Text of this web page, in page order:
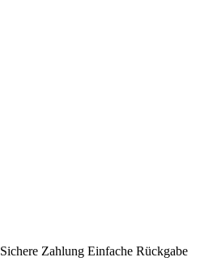
Sichere Zahlung Einfache Rückgabe